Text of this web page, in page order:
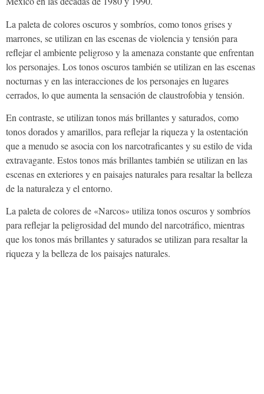
La paleta de colores oscuros y sombríos, como tonos grises y
marrones, se utilizan en las escenas de violencia y tensión para
reflejar el ambiente peligroso y la amenaza constante que enfrentan
los personajes. Los tonos oscuros también se utilizan en las escenas
nocturnas y en las interacciones de los personajes en lugares
cerrados, lo que aumenta la sensación de claustrofobia y tensión.
En contraste, se utilizan tonos más brillantes y saturados, como
tonos dorados y amarillos, para reflejar la riqueza y la ostentación
que a menudo se asocia con los narcotraficantes y su estilo de vida
extravagante. Estos tonos más brillantes también se utilizan en las
escenas en exteriores y en paisajes naturales para resaltar la belleza
de la naturaleza y el entorno.
La paleta de colores de «Narcos» utiliza tonos oscuros y sombríos
para reflejar la peligrosidad del mundo del narcotráfico, mientras
que los tonos más brillantes y saturados se utilizan para resaltar la
riqueza y la belleza de los paisajes naturales.